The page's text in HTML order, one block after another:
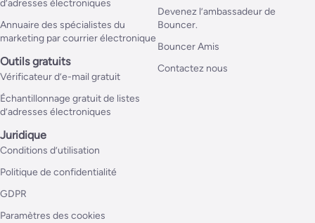
d’adresses électroniques
Annuaire des spécialistes du
marketing par courrier électronique
Outils gratuits
Vérificateur d’e-mail gratuit
Échantillonnage gratuit de listes
d’adresses électroniques
Devenez l’ambassadeur de
Bouncer.
Bouncer Amis
Contactez nous
Juridique
Conditions d’utilisation
Politique de confidentialité
GDPR
Paramètres des cookies